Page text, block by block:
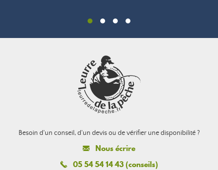
Besoin d'un conseil, d'un devis ou de vérifier une disponibilité ?
Nous écrire
05 54 54 14 43 (conseils)